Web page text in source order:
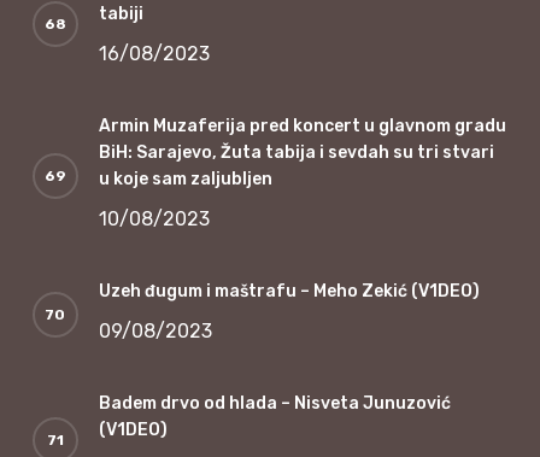
tabiji
16/08/2023
Armin Muzaferija pred koncert u glavnom gradu
BiH: Sarajevo, Žuta tabija i sevdah su tri stvari
u koje sam zaljubljen
10/08/2023
Uzeh đugum i maštrafu – Meho Zekić (V1DEO)
09/08/2023
Badem drvo od hlada – Nisveta Junuzović
(V1DEO)